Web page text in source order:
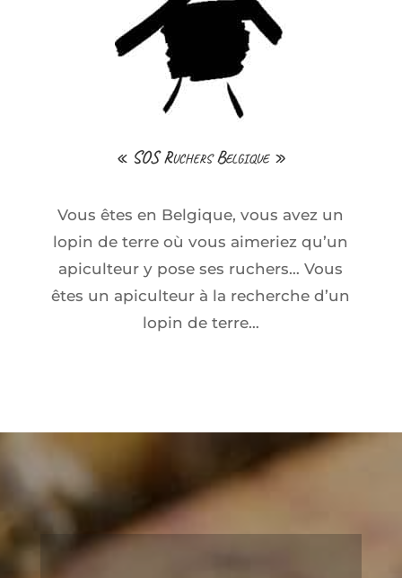
« SOS Ruchers Belgique »
Vous êtes en Belgique, vous avez un
lopin de terre où vous aimeriez qu’un
apiculteur y pose ses ruchers… Vous
êtes un apiculteur à la recherche d’un
lopin de terre…